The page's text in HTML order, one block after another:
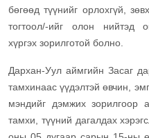
бөгөөд түүнийг орлохгүй,
тогтоол/-ийг олон нийтэд
хүргэх зорилготой болно.
Дархан-Уул аймгийн Засаг
тамхинаас үүдэлтэй өвчин,
мэндийг дэмжих зорилгоор
тамхи, түүний дагалдах